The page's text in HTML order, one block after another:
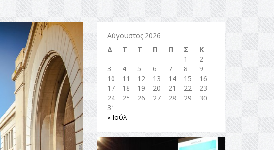
Αύγουστος 2026
Δ
Τ Τ Π Π Σ
Κ
1
2
3
4 5 6 7 8
9
10
11 12 13 14 15
16
17
18 19 20 21 22
23
24
25 26 27 28 29
30
31
« Ιούλ